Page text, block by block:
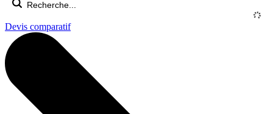
Devis comparatif